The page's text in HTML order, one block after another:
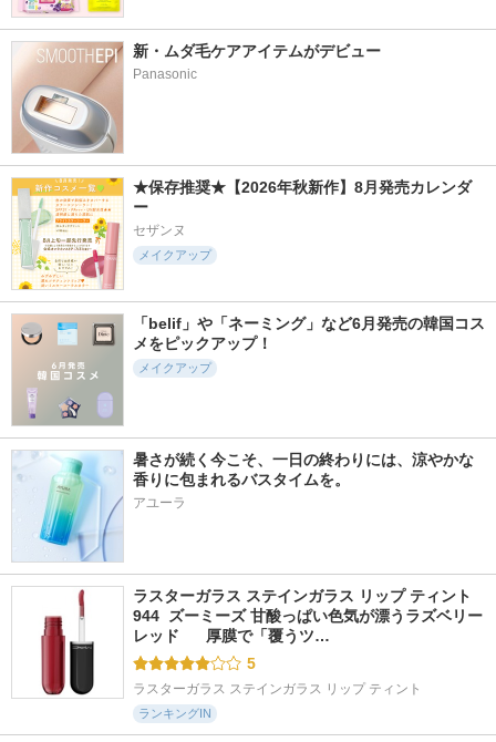
新・ムダ毛ケアアイテムがデビュー
Panasonic
★保存推奨★【2026年秋新作】8月発売カレンダ
ー
セザンヌ
メイクアップ
「belif」や「ネーミング」など6月発売の韓国コス
メをピックアップ！
メイクアップ
暑さが続く今こそ、一日の終わりには、涼やかな
香りに包まれるバスタイムを。
アユーラ
ラスターガラス ステインガラス リップ ティント
944  ズーミーズ 甘酸っぱい色気が漂うラズベリー
レッド      厚膜で「覆うツ…
5
ラスターガラス ステインガラス リップ ティント
ランキングIN